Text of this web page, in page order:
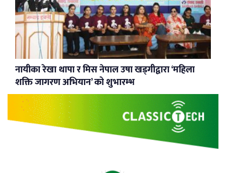
नायीका रेखा थापा र मिस नेपाल उषा खड्गीद्वारा ‘महिला
शक्ति जागरण अभियान’ को शुभारम्भ